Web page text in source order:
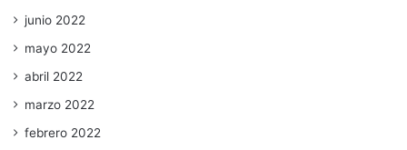
junio 2022
mayo 2022
abril 2022
marzo 2022
febrero 2022